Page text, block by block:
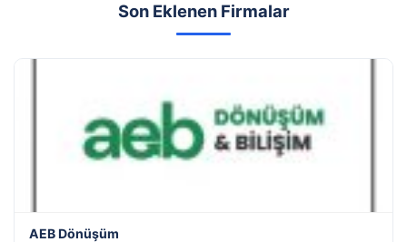
Son Eklenen Firmalar
AEB Dönüşüm